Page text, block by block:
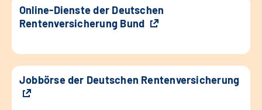
Online-Dienste der Deutschen
Rentenversicherung Bund
Jobbörse der Deutschen Rentenversicherung